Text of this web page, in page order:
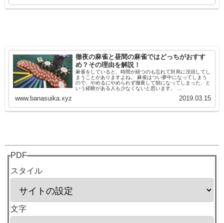
徹夜の麻雀と昼間の麻雀ではどっちがおすす
め？その理由を解説！
麻雀をしていると、時間が経つのも忘れて対局に没頭してし
まうことがありますよね。 麻雀はつい夢中になってしまう
ので、やめるにやめられず徹夜して朝になってしまった、と
いう経験がある人も少なくないと思います。 ...
www.banasuika.xyz 2019.03.15
PDF
スタイル
文字